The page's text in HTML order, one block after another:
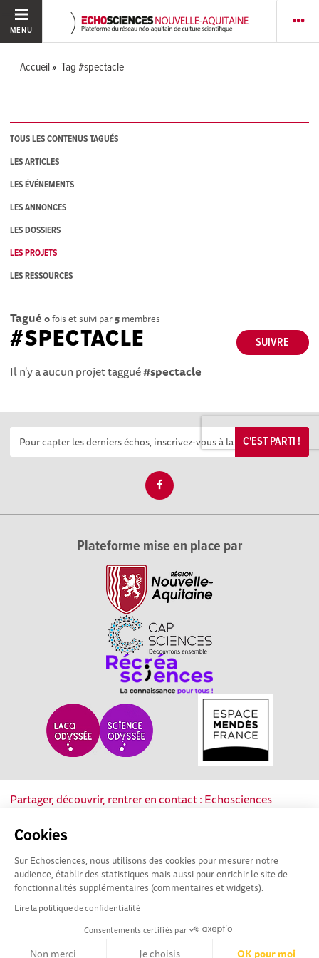
Cookies
Sur Echosciences, nous utilisons des cookies pour mesurer notre
audience, établir des statistiques mais aussi pour enrichir le site de
fonctionnalités supplémentaires (commentaires et widgets).
Lire la politique de confidentialité
Consentements certifiés par
Non merci Je choisis OK pour moi
MENU
Accueil Tag #spectacle
TOUS LES CONTENUS TAGUÉS
LES ARTICLES
LES ÉVÉNEMENTS
LES ANNONCES
LES DOSSIERS
LES PROJETS
LES RESSOURCES
Tagué 0fois et suivi par 5 membres
SUIVRE
#SPECTACLE
Il n'y a aucun projet taggué#spectacle
C'EST PARTI !
Plateforme mise en place par
Partager, découvrir, rentrer en contact : Echosciences
culture scientifique, technique et industrielle de la région.
Mentions légales|Politique de confidentialité|CGU
|Ligne éditoriale